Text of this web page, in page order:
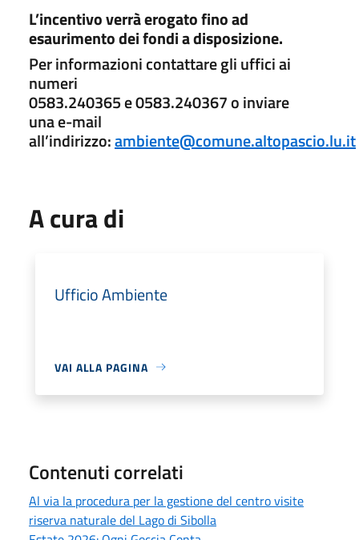
L’incentivo verrà erogato fino ad
esaurimento dei fondi a disposizione.
Per informazioni contattare gli uffici ai
numeri
0583.240365 e 0583.240367 o inviare
una e-mail
all’indirizzo:ambiente@comune.altopascio.lu.it
A cura di
Ufficio Ambiente
VAI ALLA PAGINA
Contenuti correlati
Al via la procedura per la gestione del centro visite
riserva naturale del Lago di Sibolla